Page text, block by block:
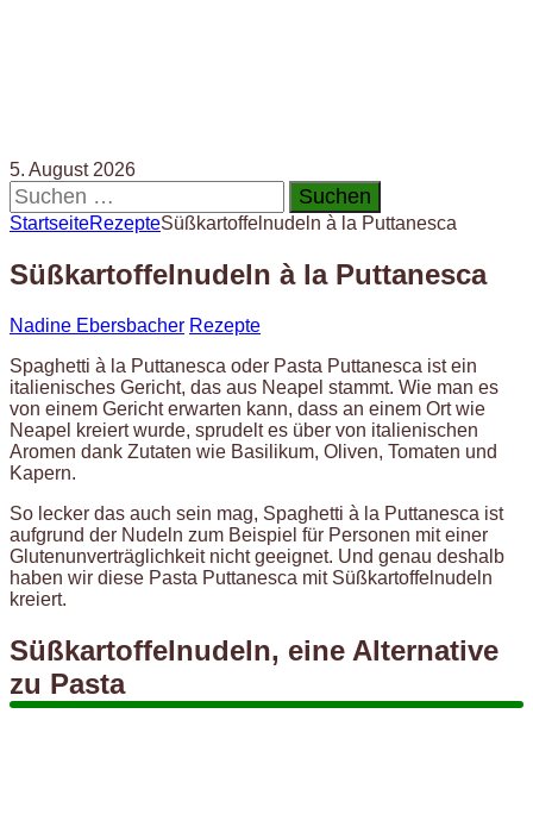
5. August 2026
Suchen
nach:
StartseiteRezepteSüßkartoffelnudeln à la Puttanesca
Süßkartoffelnudeln à la Puttanesca
Nadine Ebersbacher Rezepte
Spaghetti à la Puttanesca oder Pasta Puttanesca ist ein
italienisches Gericht, das aus Neapel stammt. Wie man es
von einem Gericht erwarten kann, dass an einem Ort wie
Neapel kreiert wurde, sprudelt es über von italienischen
Aromen dank Zutaten wie Basilikum, Oliven, Tomaten und
Kapern.
So lecker das auch sein mag, Spaghetti à la Puttanesca ist
aufgrund der Nudeln zum Beispiel für Personen mit einer
Glutenunverträglichkeit nicht geeignet. Und genau deshalb
haben wir diese Pasta Puttanesca mit Süßkartoffelnudeln
kreiert.
Süßkartoffelnudeln, eine Alternative
zu Pasta